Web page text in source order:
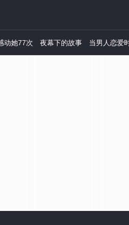
动她77次 夜幕下的故事 当男人恋爱